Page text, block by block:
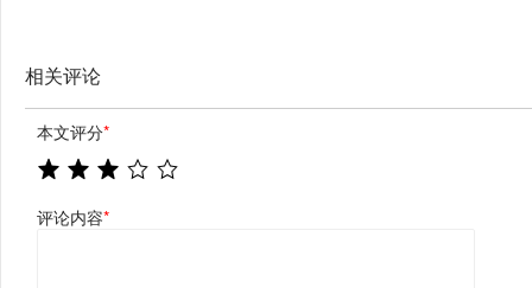
相关评论
本文评分*
评论内容*